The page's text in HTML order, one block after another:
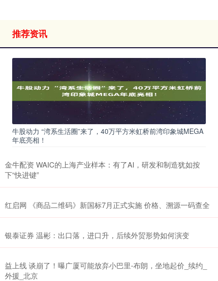
推荐资讯
牛股动力 “湾系生活圈”来了，40万平方米虹桥前湾印象城MEGA
年底亮相！
金牛配资 WAIC的上海产业样本：有了AI，研发和制造犹如按
下“快进键”
红启网 《商品二维码》新国标7月正式实施 价格、溯源一码查全
银泰证券 温彬：出口落，进口升，后续外贸形势如何演变
益上线 谈崩了！曝广厦可能放弃小巴里-布朗，坐地起价_续约_
外援_北京